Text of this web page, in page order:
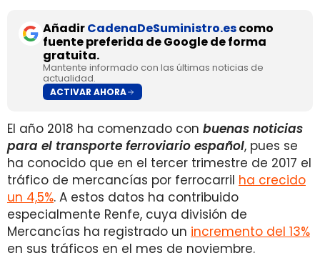
AñadirCadenaDeSuministro.escomo
fuente preferida de Google de forma
gratuita.
Mantente informado con las últimas noticias de
actualidad.
ACTIVAR AHORA
El año 2018 ha comenzado con buenas noticias
para el transporte ferroviario español, pues se
ha conocido que en el tercer trimestre de 2017 el
tráfico de mercancías por ferrocarril ha crecido
un 4,5%. A estos datos ha contribuido
especialmente Renfe, cuya división de
Mercancías ha registrado un incremento del 13%
en sus tráficos en el mes de noviembre.